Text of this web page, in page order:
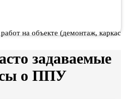
на объекте (демонтаж, каркас
задаваемые
о ППУ